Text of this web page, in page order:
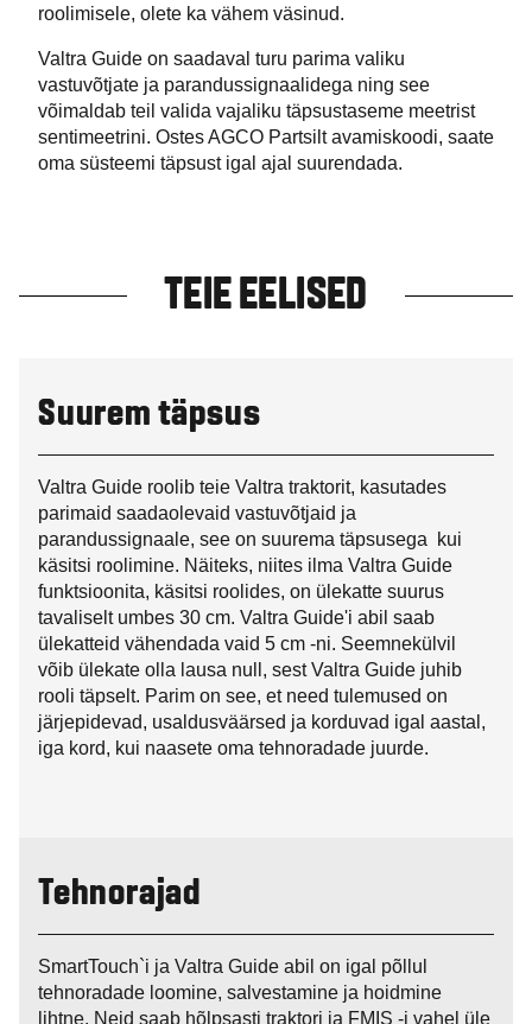
roolimisele, olete ka vähem väsinud.
Valtra Guide on saadaval turu parima valiku
vastuvõtjate ja parandussignaalidega ning see
võimaldab teil valida vajaliku täpsustaseme meetrist
sentimeetrini. Ostes AGCO Partsilt avamiskoodi, saate
oma süsteemi täpsust igal ajal suurendada.
TEIE EELISED
Suurem täpsus
Valtra Guide roolib teie Valtra traktorit, kasutades
parimaid saadaolevaid vastuvõtjaid ja
parandussignaale, see on suurema täpsusega kui
käsitsi roolimine. Näiteks, niites ilma Valtra Guide
funktsioonita, käsitsi roolides, on ülekatte suurus
tavaliselt umbes 30 cm. Valtra Guide'i abil saab
ülekatteid vähendada vaid 5 cm -ni. Seemnekülvil
võib ülekate olla lausa null, sest Valtra Guide juhib
rooli täpselt. Parim on see, et need tulemused on
järjepidevad, usaldusväärsed ja korduvad igal aastal,
iga kord, kui naasete oma tehnoradade juurde.
Tehnorajad
SmartTouch`i ja Valtra Guide abil on igal põllul
tehnoradade loomine, salvestamine ja hoidmine
lihtne. Neid saab hõlpsasti traktori ja FMIS -i vahel üle